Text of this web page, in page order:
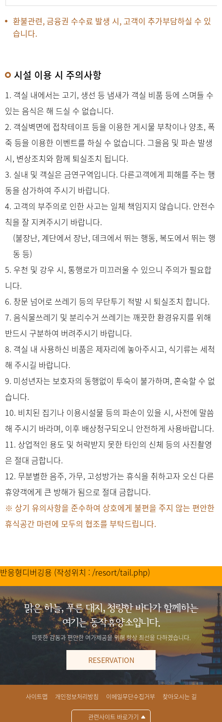
환불관련, 금융권 수수료 발생 시, 고객이 추가부담하실 수 있
습니다.
시설 이용 시 주의사항
1. 객실 내에서는 고기, 생선 등 냄새가 객실 비품 등에 스며들 수
있는 음식은 해 드실 수 없습니다.
2. 객실벽면에 접착테이프 등을 이용한 게시물 부착이나 양초, 폭
죽 등을 이용한 이벤트를 하실 수 없습니다. 그을음 및 파손 발생
시, 변상조치와 함께 퇴실조치 됩니다.
3. 실내 및 객실은 금연구역입니다. 다른고객에게 피해를 주는 행
동을 삼가하여 주시기 바랍니다.
4. 고객의 부주의로 인한 사고는 일체 책임지지 않습니다. 안전수
칙을 잘 지켜주시기 바랍니다.
(불장난, 계단에서 장난, 데크에서 뛰는 행동, 복도에서 뛰는 행
동 등)
5. 우천 및 강우 시, 통행로가 미끄러울 수 있으니 주의가 필요합
니다.
6. 창문 넘어로 쓰레기 등의 무단투기 적발 시 퇴실조치 합니다.
7. 음식물쓰레기 및 분리수거 쓰레기는 깨끗한 환경유지를 위해
반드시 구분하여 버려주시기 바랍니다.
8. 객실 내 사용하신 비품은 제자리에 놓아주시고, 식기류는 세척
해 주시길 바랍니다.
9. 미성년자는 보호자의 동행없이 투숙이 불가하며, 혼숙할 수 없
습니다.
10. 비치된 집기나 이용시설물 등의 파손이 있을 시, 사전에 말씀
해 주시기 바라며, 이후 배상청구되오니 안전하게 사용바랍니다.
11. 상업적인 용도 및 허락받지 못한 타인의 신체 등의 사진촬영
은 절대 금합니다.
12. 무분별한 음주, 가무, 고성방가는 휴식을 취하고자 오신 다른
휴양객에게 큰 방해가 됨으로 절대 금합니다.
※ 상기 유의사항을 준수하여 상호에게 불편을 주지 않는 편안한
휴식공간 마련에 모두의 협조를 부탁드립니다.
반응형디버깅용 (작성위치 : /resort/tail.php)
맑은 하늘, 푸른 대지, 청량한 바다가 함께하는
여기는 동작휴양소입니다.
따뜻한 감동과 편안한 여가제공을 위해 항상 최선을 다하겠습니다.
RESERVATION
사이트맵 개인정보처리방침 이메일무단수집거부 찾아오시는 길
관련사이트 바로가기